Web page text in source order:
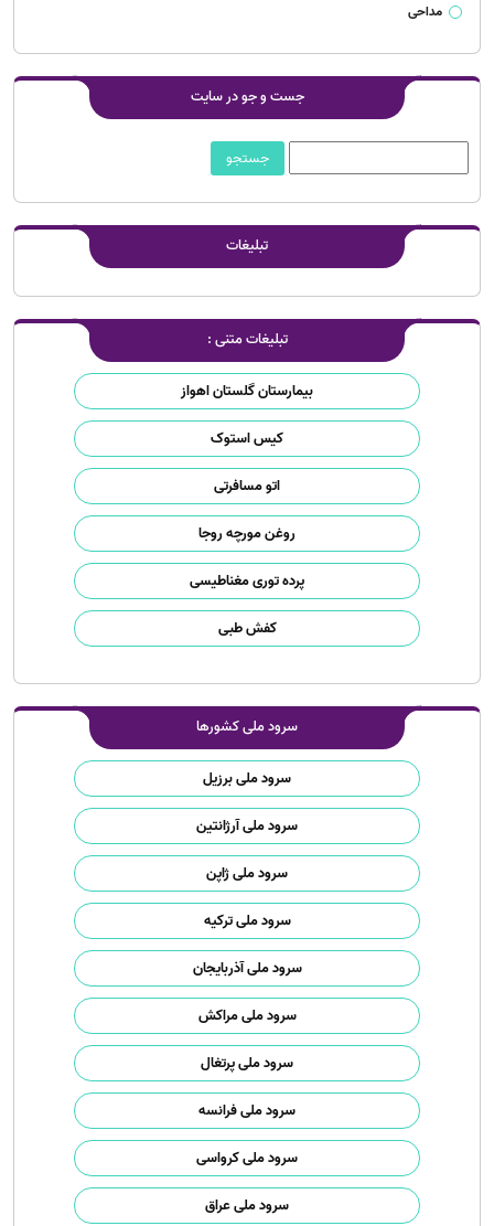
مداحی
جست و جو در سایت
تبلیغات
تبلیغات متنی :
بیمارستان گلستان اهواز
کیس استوک
اتو مسافرتی
روغن مورچه روجا
پرده توری مغناطیسی
کفش طبی
سرود ملی کشورها
سرود ملی برزیل
سرود ملی آرژانتین
سرود ملی ژاپن
سرود ملی ترکیه
سرود ملی آذربایجان
سرود ملی مراکش
سرود ملی پرتغال
سرود ملی فرانسه
سرود ملی کرواسی
سرود ملی عراق